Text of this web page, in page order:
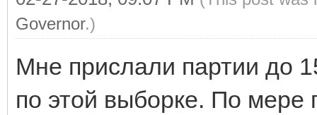
Governor.)
Мне прислали партии до
по этой выборке. По мере